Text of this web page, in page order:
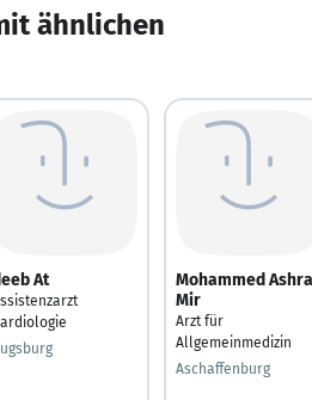
ähnlichen
At
Mohammed
Mir
Arzt für
Allgemeinmedizin
Aschaffenburg